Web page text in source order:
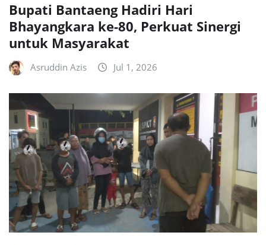
Bupati Bantaeng Hadiri Hari
Bhayangkara ke-80, Perkuat Sinergi
untuk Masyarakat
Asruddin Azis Jul 1, 2026